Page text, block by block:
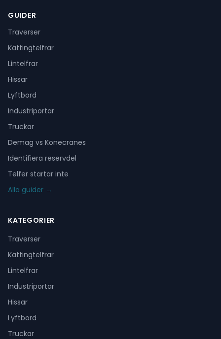
GUIDER
Traverser
Kättingtelfrar
Lintelfrar
Hissar
Lyftbord
Industriportar
Truckar
Demag vs Konecranes
Identifiera reservdel
Telfer startar inte
Alla guider →
KATEGORIER
Traverser
Kättingtelfrar
Lintelfrar
Industriportar
Hissar
Lyftbord
Truckar